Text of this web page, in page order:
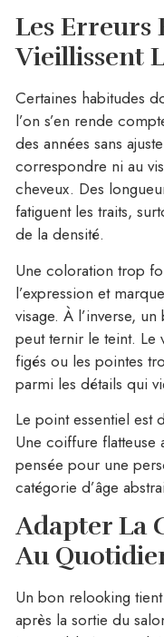
Les Erreurs
Vieillissent
Certaines habitudes
l’on s’en rende
des années sans
correspondre ni au
cheveux. Des
fatiguent les traits,
de la densité.
Une coloration trop
l’expression et
visage. À l’inverse,
peut ternir le teint. Le
figés ou les pointes
parmi les détails qui
Le point essentiel est
Une coiffure flatteuse
pensée pour une
catégorie d’âge
Adapter La
Au
Un bon relooking
après la sortie du